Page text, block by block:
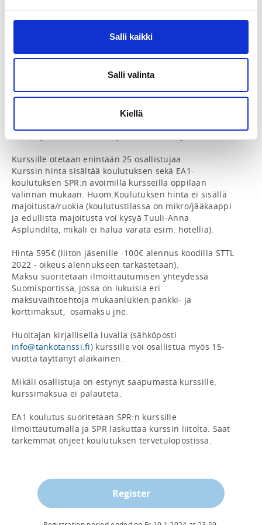
Salli kaikki
Salli valinta
Kiellä
Yli 15 h tankotanssin suoritustekniikoita
Toiminnallinen anatomia ja biomekaniikka
tankotanssissa
Lasten ja nuorten kasvun vaikutus
valmennukseen/ohjaukseen ja rasitusvammojen
Kurssille otetaan enintään 25 osallistujaa.
Kurssin hinta sisältää koulutuksen sekä EA1-
koulutuksen SPR:n avoimilla kursseilla oppilaan
valinnan mukaan. Huom.Koulutuksen hinta ei sisällä
majoitusta/ruokia (koulutustilassa on mikro/jääkaappi
ja edullista majoitusta voi kysyä Tuuli-Anna
Asplundilta, mikäli ei halua varata esim. hotellia).
Hinta 595€ (liiton jäsenille -100€ alennus koodilla STTL
2022 - oikeus alennukseen tarkastetaan).
Maksu suoritetaan ilmoittautumisen yhteydessä
Suomisportissa, jossa on lukuisia eri
maksuvaihtoehtoja mukaanlukien pankki- ja
korttimaksut,  osamaksu jne.
info@tankotanssi.fi) kurssille voi osallistua myös 15-
vuotta täyttänyt alaikäinen.
Mikäli osallistuja on estynyt saapumasta kurssille,
kurssimaksua ei palauteta.
EA1 koulutus suoritetaan SPR:n kurssille
ilmoittautumalla ja SPR laskuttaa kurssin liitolta. Saat
tarkemmat ohjeet koulutuksen tervetulopostissa.
Register